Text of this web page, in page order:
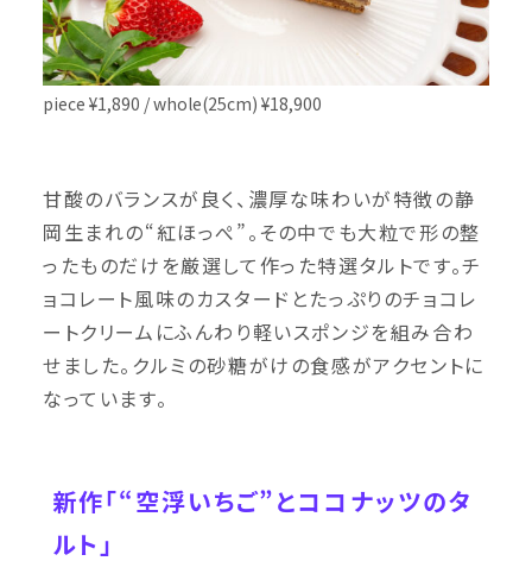
piece ¥1,890 / whole(25cm) ¥18,900
甘酸のバランスが良く、濃厚な味わいが特徴の静
岡生まれの“紅ほっぺ”。その中でも大粒で形の整
ったものだけを厳選して作った特選タルトです。チ
ョコレート風味のカスタードとたっぷりのチョコレ
ートクリームにふんわり軽いスポンジを組み合わ
せました。クルミの砂糖がけの食感がアクセントに
なっています。
新作「“空浮いちご”とココナッツのタ
ルト」